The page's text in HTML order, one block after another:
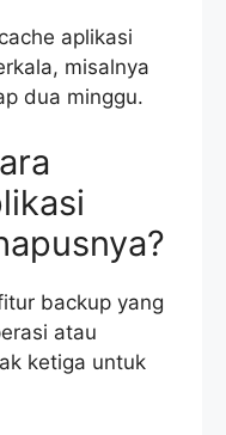
aplikasi
misalnya
dua minggu.
backup yang
atau
ketiga untuk